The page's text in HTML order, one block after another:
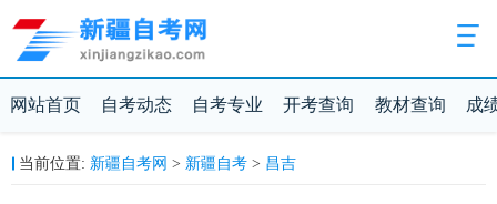
网站首页 自考动态 自考专业 开考查询 教材查询 成
当前位置: 新疆自考网 > 新疆自考> 昌吉